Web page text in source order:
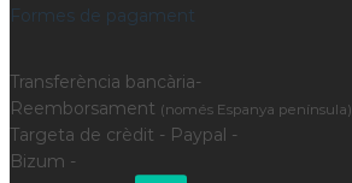
Formes de pagament
Transferència bancària-
Reemborsament (només Espanya península)
Targeta de crèdit - Paypal -
Bizum -